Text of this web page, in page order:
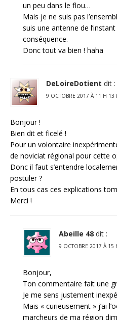
un peu dans le flou…
Mais je ne suis pas
suis une antenne de
conséquence.
Donc tout va bien ! haha
DeLoireDotient dit :
9 OCTOBRE 2017 À 11 H 13
Bonjour !
Bien dit et ficelé !
Pour un volontaire
de noviciat régional pour cette
Donc il faut s’entendre
postuler ?
En tous cas ces explications
Merci !
Abeille 48 dit :
9 OCTOBRE 2017 À 15
Bonjour,
Ton commentaire fait une
Je me sens justement
Mais « curieusement » j’ai
marcheurs de ma région